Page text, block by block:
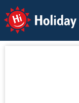
Holiday